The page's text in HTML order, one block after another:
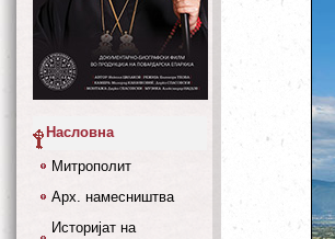
Насловна
Митрополит
Арх. намесништва
Историјат на